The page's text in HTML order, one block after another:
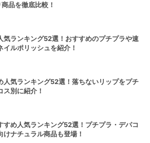
品を徹底比較！
気ランキング52選！おすすめのプチプラや速
イルポリッシュを紹介！
人気ランキング52選！落ちないリップをプチ
ス別に紹介！
すめ人気ランキング52選！プチプラ・デパコ
けナチュラル商品も登場！